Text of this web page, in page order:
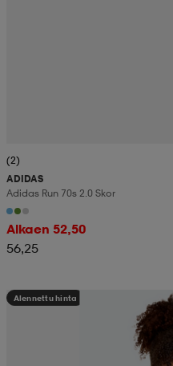
(2)
ADIDAS
Adidas Run 70s 2.0 Skor
Alkaen 52,50
56,25
Alennettu hinta